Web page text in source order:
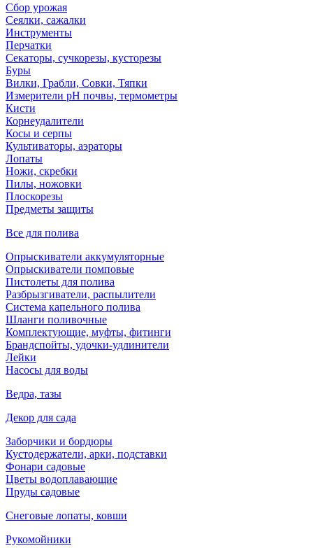
Сбор урожая
Сеялки, сажалки
Инструменты
Перчатки
Секаторы, сучкорезы, кусторезы
Буры
Вилки, Грабли, Совки, Тяпки
Измерители pH почвы, термометры
Кисти
Корнеудалители
Косы и серпы
Культиваторы, аэраторы
Лопаты
Ножи, скребки
Пилы, ножовки
Плоскорезы
Предметы защиты
Все для полива
Опрыскиватели аккумуляторные
Опрыскиватели помповые
Пистолеты для полива
Разбрызгиватели, распылители
Система капельного полива
Шланги поливочные
Комплектующие, муфты, фитинги
Брандспойты, удочки-удлинители
Лейки
Насосы для воды
Ведра, тазы
Декор для сада
Заборчики и бордюры
Кустодержатели, арки, подставки
Фонари садовые
Цветы водоплавающие
Пруды садовые
Снеговые лопаты, ковши
Рукомойники